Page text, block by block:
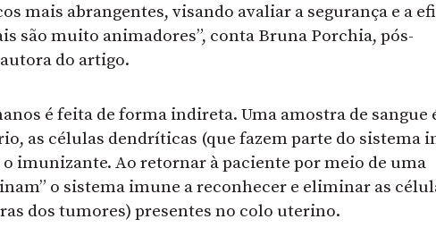
mais abrangentes, visando avaliar a segurança e a
são muito animadores”, conta Bruna Porchia, pós-
do artigo.
é feita de forma indireta. Uma amostra de sangue
as células dendríticas (que fazem parte do sistema
imunizante. Ao retornar à paciente por meio de uma
o sistema imune a reconhecer e eliminar as
dos tumores) presentes no colo uterino.